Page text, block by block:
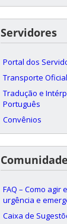
Servidores
Portal dos
Transporte Oficial
Tradução e
Português
Convênios
FAQ – Como agir
urgência e
Caixa de